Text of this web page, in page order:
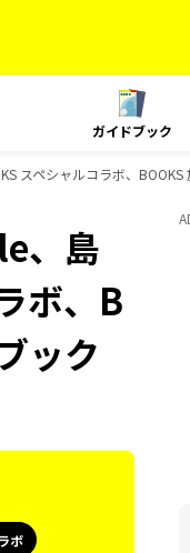
ガイドブック
スペシャルコラボ、
、島
ボ、B
ック
ボ